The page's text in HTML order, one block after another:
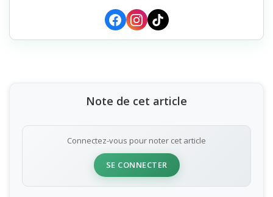
Note de cet article
Connectez-vous pour noter cet article
SE CONNECTER